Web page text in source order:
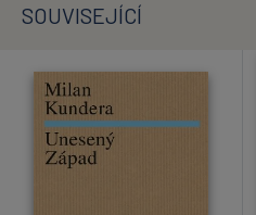
SOUVISEJÍCÍ